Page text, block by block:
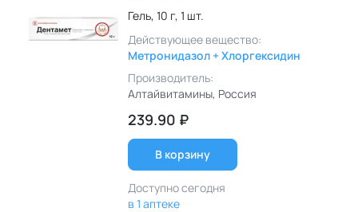
Гель, 10 г, 1 шт.
Действующее вещество:
Метронидазол + Хлоргексидин
Производитель:
Алтайвитамины, Россия
239.90 ₽
В корзину
Доступно сегодня
в 1 аптеке